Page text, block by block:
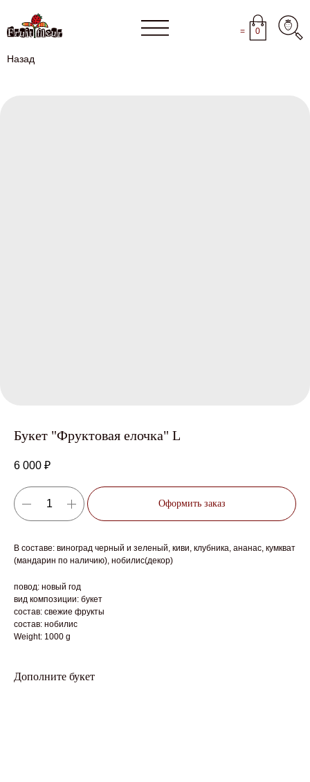
Назад
0
=
Букет "Фруктовая елочка" L
6 000 ₽
Оформить заказ
В составе: виноград черный и зеленый, киви, клубника, ананас, кумкват
(мандарин по наличию), нобилис(декор)
повод: новый год
вид композиции: букет
состав: свежие фрукты
состав: нобилис
Weight: 1000 g
Дополните букет